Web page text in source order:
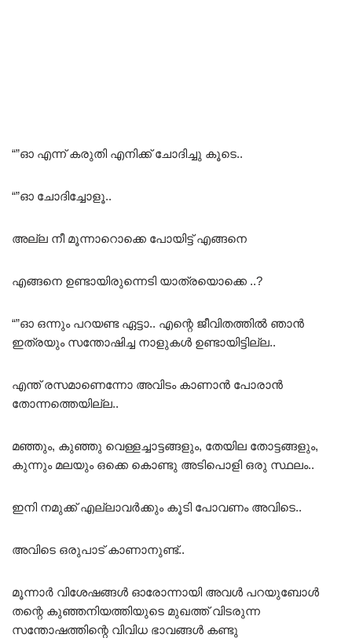
“”ഓ എന്ന് കരുതി എനിക്ക് ചോദിച്ചു കൂടെ..
“”ഓ ചോദിച്ചോളൂ..
അല്ല നീ മൂന്നാറൊക്കെ പോയിട്ട് എങ്ങനെ
എങ്ങനെ ഉണ്ടായിരുന്നെടി യാത്രയൊക്കെ ..?
“”ഓ ഒന്നും പറയണ്ട ഏട്ടാ.. എന്റെ ജീവിതത്തിൽ ഞാൻ
ഇത്രയും സന്തോഷിച്ച നാളുകൾ ഉണ്ടായിട്ടില്ല..
എന്ത്‌ രസമാണെന്നോ അവിടം കാണാൻ പോരാൻ
തോന്നത്തെയില്ല..
മഞ്ഞും, കുഞ്ഞു വെള്ളച്ചാട്ടങ്ങളും, തേയില തോട്ടങ്ങളും,
കുന്നും മലയും ഒക്കെ കൊണ്ടു അടിപൊളി ഒരു സ്ഥലം..
ഇനി നമുക്ക് എല്ലാവർക്കും കൂടി പോവണം അവിടെ..
അവിടെ ഒരുപാട് കാണാനുണ്ട്..
മൂന്നാർ വിശേഷങ്ങൾ ഓരോന്നായി അവൾ പറയുബോൾ
തന്റെ കുഞ്ഞനിയത്തിയുടെ മുഖത്ത് വിടരുന്ന
സന്തോഷത്തിന്റെ വിവിധ ഭാവങ്ങൾ കണ്ടു